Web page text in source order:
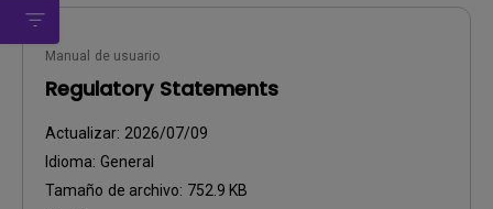
Manual de usuario
Regulatory Statements
Actualizar: 2026/07/09
Idioma: General
Tamaño de archivo: 752.9 KB